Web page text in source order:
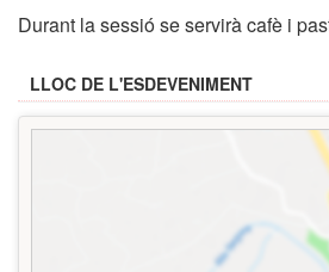
Durant la sessió se servirà cafè i
LLOC DE L'ESDEVENIMENT